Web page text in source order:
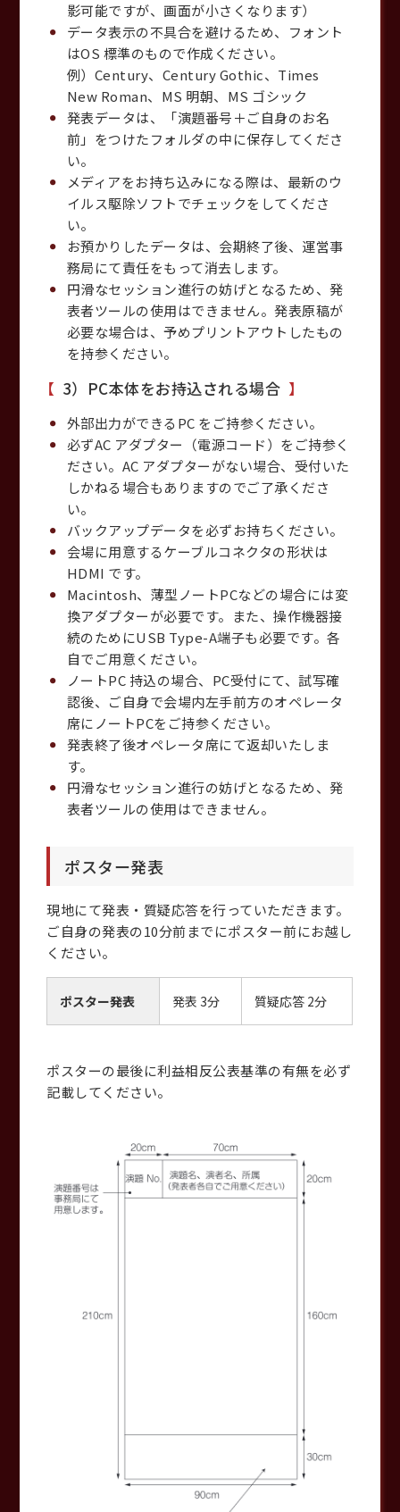
影可能ですが、画面が小さくなります）
データ表示の不具合を避けるため、フォント
はOS 標準のもので作成ください。
例）Century、Century Gothic、Times
New Roman、MS 明朝、MS ゴシック
発表データは、「演題番号＋ご自身のお名
前」をつけたフォルダの中に保存してくださ
い。
メディアをお持ち込みになる際は、最新のウ
イルス駆除ソフトでチェックをしてくださ
い。
お預かりしたデータは、会期終了後、運営事
務局にて責任をもって消去します。
円滑なセッション進行の妨げとなるため、発
表者ツールの使用はできません。発表原稿が
必要な場合は、予めプリントアウトしたもの
を持参ください。
3）PC本体をお持込される場合
外部出力ができるPC をご持参ください。
必ずAC アダプター（電源コード）をご持参く
ださい。AC アダプターがない場合、受付いた
しかねる場合もありますのでご了承くださ
い。
バックアップデータを必ずお持ちください。
会場に用意するケーブルコネクタの形状は
HDMI です。
Macintosh、薄型ノートPCなどの場合には変
換アダプターが必要です。また、操作機器接
続のためにUSB Type-A端子も必要です。各
自でご用意ください。
ノートPC 持込の場合、PC受付にて、試写確
認後、ご自身で会場内左手前方のオペレータ
席にノートPCをご持参ください。
発表終了後オペレータ席にて返却いたしま
す。
円滑なセッション進行の妨げとなるため、発
表者ツールの使用はできません。
ポスター発表
現地にて発表・質疑応答を行っていただきます。
ご自身の発表の10分前までにポスター前にお越し
ください。
ポスター発表 発表 3分 質疑応答 2分
ポスターの最後に利益相反公表基準の有無を必ず
記載してください。